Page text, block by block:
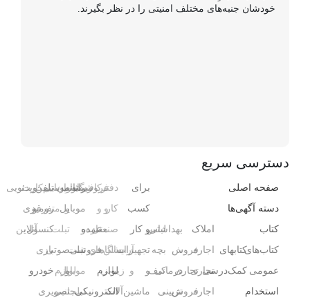
خودشان جنبه‌های مختلف امنیتی را در نظر بگیرند.
دسترسی سریع
صفحه اصلی
دسته آگهی‌ها
کتاب
کتاب‌های
عمومی
کتابهای
کمک‌درسی
استخدام
املاک
اجاره
تجاری
اجاره
فروش
تجاری
فروش
بهداشتی
،
درمانی
تزیینی
لباس
بچه
کیف
،
برای
کسب
و کار
تجهیزات
و
ماشین‌آلات
آرایشگاه
و
سالن‌های
زیبایی
دفتر
کار
صنعتی
فروشگاه
و
مغازه
کافی‌شاپ
و
رستوران
عمده
فروشی
لوازم
الکترونیکی
رایانه
موبایل
و
تبلت
موبایل
تبلت
لوازم
جانبی
موبایل
و
تبلت
سیم‌کارت
متفرقه
صوتی
و
تصویری
تلفن
رومیزی
کنسول،
بازی‌
ویدئویی
و
آنلاین
خودرو